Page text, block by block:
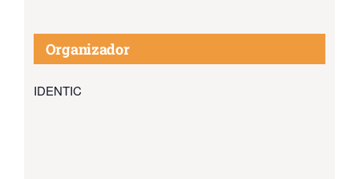
Organizador
IDENTIC